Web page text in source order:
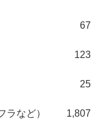
67
123
25
ラなど） 1,807